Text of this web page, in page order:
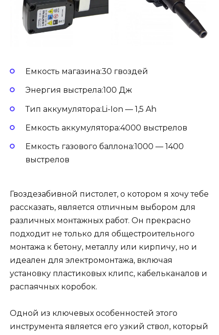
Емкость магазина:30 гвоздей
Энергия выстрела:100 Дж
Тип аккумулятора:Li-Ion — 1,5 Ah
Емкость аккумулятора:4000 выстрелов
Емкость газового баллона:1000 — 1400
выстрелов
Гвоздезабивной пистолет, о котором я хочу тебе
рассказать, является отличным выбором для
различных монтажных работ. Он прекрасно
подходит не только для общестроительного
монтажа к бетону, металлу или кирпичу, но и
идеален для электромонтажа, включая
установку пластиковых клипс, кабельканалов и
распаячных коробок.
Одной из ключевых особенностей этого
инструмента является его узкий ствол, который